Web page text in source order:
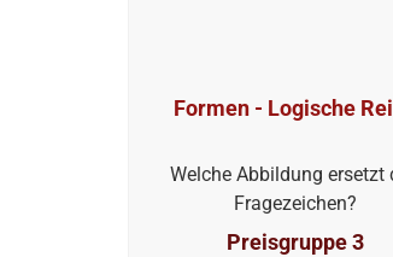
Formen - Logische
Welche Abbildung ersetzt
Fragezeichen?
Preisgruppe 3